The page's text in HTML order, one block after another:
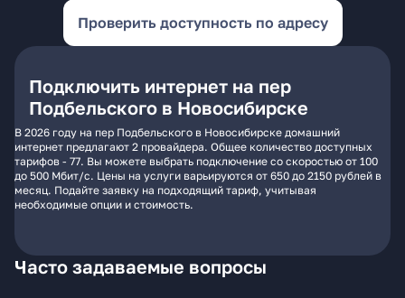
Проверить доступность по адресу
Подключить интернет на пер
Подбельского в Новосибирске
В 2026 году на пер Подбельского в Новосибирске домашний
интернет предлагают 2 провайдера. Общее количество доступных
тарифов - 77. Вы можете выбрать подключение со скоростью от 100
до 500 Мбит/с. Цены на услуги варьируются от 650 до 2150 рублей в
месяц. Подайте заявку на подходящий тариф, учитывая
необходимые опции и стоимость.
Часто задаваемые вопросы